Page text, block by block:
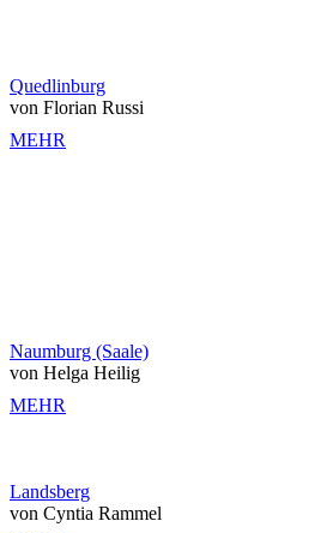
Quedlinburg
von Florian Russi
MEHR
Naumburg (Saale)
von Helga Heilig
MEHR
Landsberg
von Cyntia Rammel